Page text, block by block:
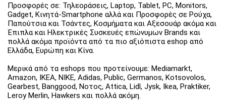
Προσφορές σε: Τηλεοράσεις, Laptop, Tablet, PC, Monitors,
Gadget, Κινητά-Smartphone αλλά και Προσφορές σε Ρούχα,
Παπούτσια και Τσάντες, Κοσμήματα και Αξεσουάρ ακόμα και
Έπιπλα και Ηλεκτρικές Συσκευές επώνυμων Brands και
πολλά ακόμα προϊόντα από τα πιο αξιόπιστα eshop από
Ελλάδα, Ευρώπη και Κίνα.
Μερικά από τα eshops που προτείνουμε: Mediamarkt,
Amazon, IKEA, NIKE, Adidas, Public, Germanos, Kotsovolos,
Gearbest, Banggood, Νοτος, Attica, Lidl, Jysk, Ikea, Praktiker,
Leroy Merlin, Hawkers και πολλά ακόμη.